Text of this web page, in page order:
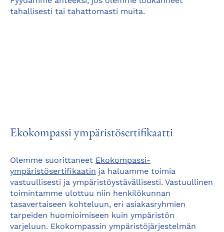
tahallisesti tai tahattomasti muita.
Ekokompassi ympäristösertifikaatti
Olemme suorittaneet Ekokompassi-
ympäristösertifikaatin ja haluamme toimia
vastuullisesti ja ympäristöystävällisesti. Vastuullinen
toimintamme ulottuu niin henkilökunnan
tasavertaiseen kohteluun, eri asiakasryhmien
tarpeiden huomioimiseen kuin ympäristön
varjeluun. Ekokompassin ympäristöjärjestelmän